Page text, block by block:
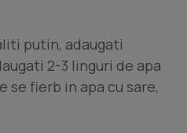
putin, adaugati
2-3 linguri de apa
fierb in apa cu sare,